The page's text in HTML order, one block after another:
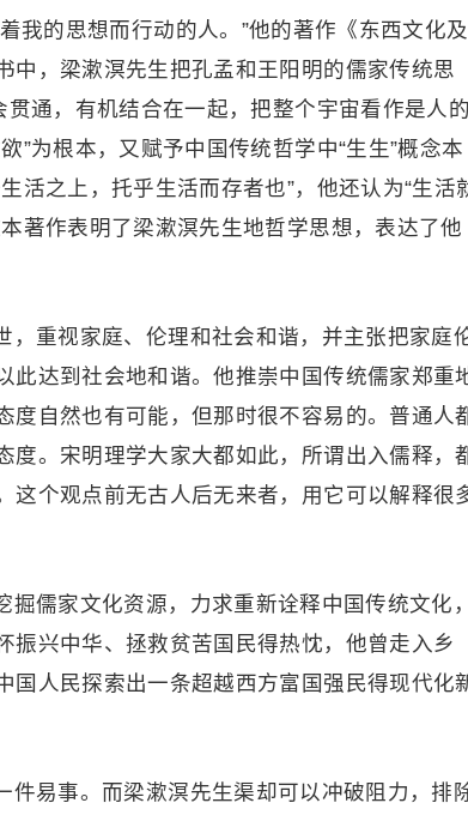
我的思想而行动的人。”他的著作《东西文化及
中，梁漱溟先生把孔孟和王阳明的儒家传统思
通，有机结合在一起，把整个宇宙看作是人的
”为根本，又赋予中国传统哲学中“生生”概念本
活之上，托乎生活而存者也”，他还认为“生活
著作表明了梁漱溟先生地哲学思想，表达了他
重视家庭、伦理和社会和谐，并主张把家庭
此达到社会地和谐。他推崇中国传统儒家郑重
度自然也有可能，但那时很不容易的。普通人
度。宋明理学大家大都如此，所谓出入儒释，
这个观点前无古人后无来者，用它可以解释很
儒家文化资源，力求重新诠释中国传统文化，
振兴中华、拯救贫苦国民得热忱，他曾走入乡
国人民探索出一条超越西方富国强民得现代化
易事。而梁漱溟先生渠却可以冲破阻力，排